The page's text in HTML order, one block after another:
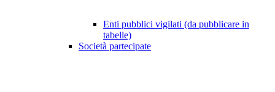
Enti pubblici vigilati (da pubblicare in
tabelle)
Società partecipate